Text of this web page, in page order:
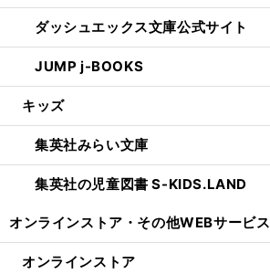
ダッシュエックス文庫公式サイト
JUMP j-BOOKS
キッズ
集英社みらい文庫
集英社の児童図書 S-KIDS.LAND
オンラインストア・ その他WEBサービス
オンラインストア